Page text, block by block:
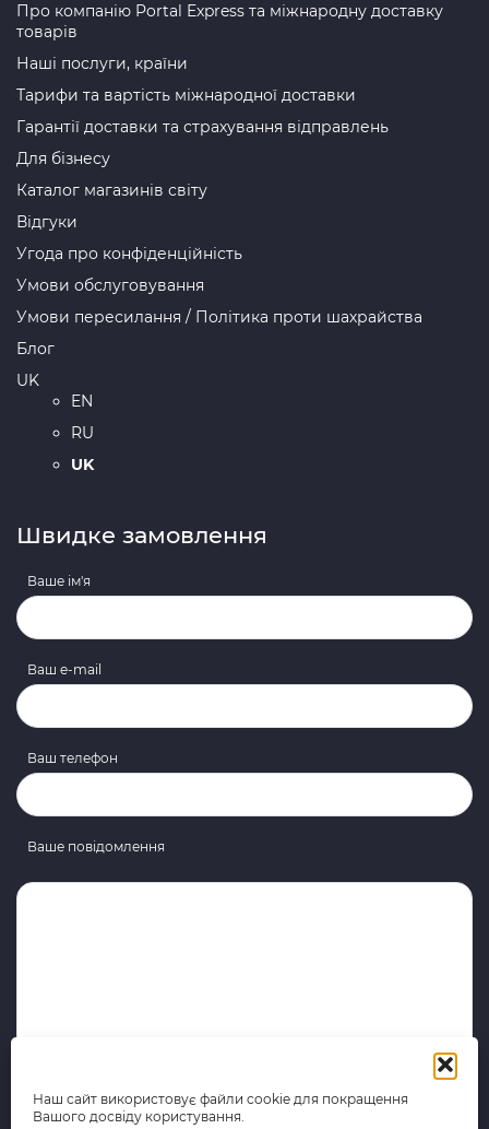
Наш сайт використовує файли cookie для покращення
Вашого досвіду користування.
Про компанію Portal Express та міжнародну доставку
товарів
Наші послуги, країни
Тарифи та вартість міжнародної доставки
Гарантії доставки та страхування відправлень
Для бізнесу
Каталог магазинів світу
Відгуки
Угода про конфіденційність
Умови обслуговування
Умови пересилання / Політика проти шахрайства
Блог
UK
EN
RU
UK
Швидке замовлення
Ваше ім'я
Ваш e-mail
Ваш телефон
Ваше повідомлення